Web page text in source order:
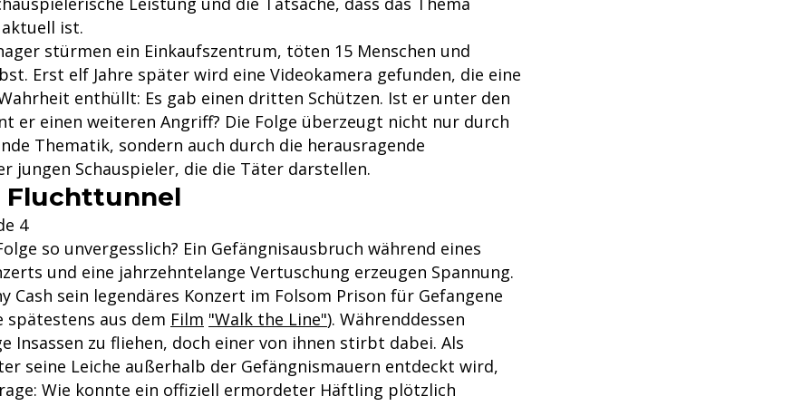
ist.
stürmen ein Einkaufszentrum, töten 15 Menschen und
Erst elf Jahre später wird eine Videokamera gefunden, die eine
enthüllt: Es gab einen dritten Schützen. Ist er unter den
er einen weiteren Angriff? Die Folge überzeugt nicht nur durch
Thematik, sondern auch durch die herausragende
jungen Schauspieler, die die Täter darstellen.
Fluchttunnel
4
so unvergesslich? Ein Gefängnisausbruch während eines
und eine jahrzehntelange Vertuschung erzeugen Spannung.
Cash sein legendäres Konzert im Folsom Prison für Gefangene
spätestens aus dem Film "Walk the Line"). Währenddessen
Insassen zu fliehen, doch einer von ihnen stirbt dabei. Als
seine Leiche außerhalb der Gefängnismauern entdeckt wird,
Wie konnte ein offiziell ermordeter Häftling plötzlich